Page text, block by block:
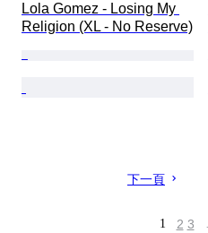
Lola Gomez - Losing My
Religion (XL - No Reserve)
下一頁
1 2 3